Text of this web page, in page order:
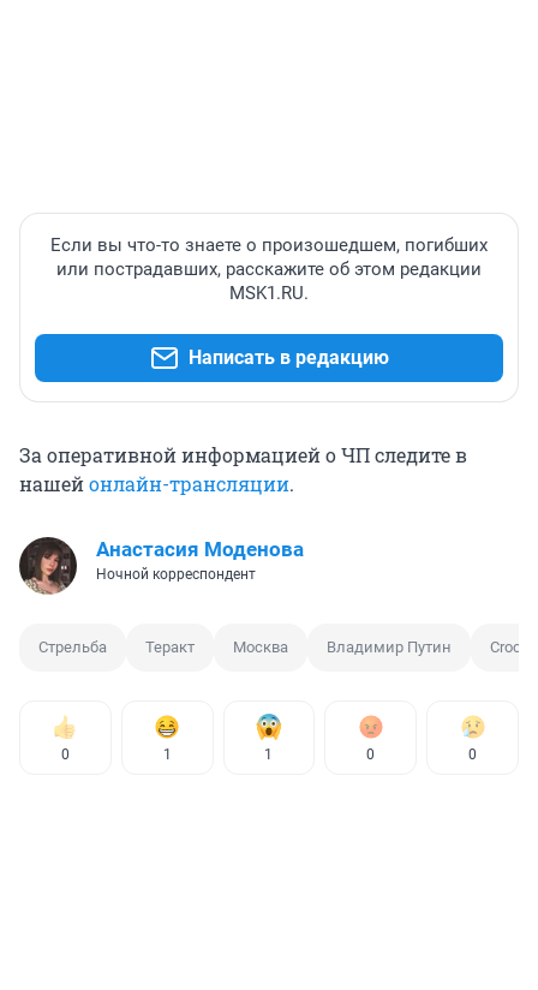
Если вы что-то знаете о произошедшем, погибших
или пострадавших, расскажите об этом редакции
MSK1.RU.
Написать в редакцию
За оперативной информацией о ЧП следите в
нашейонлайн-трансляции.
Анастасия Моденова
Ночной корреспондент
Стрельба Теракт Москва Владимир Путин
0 1 1 0 0